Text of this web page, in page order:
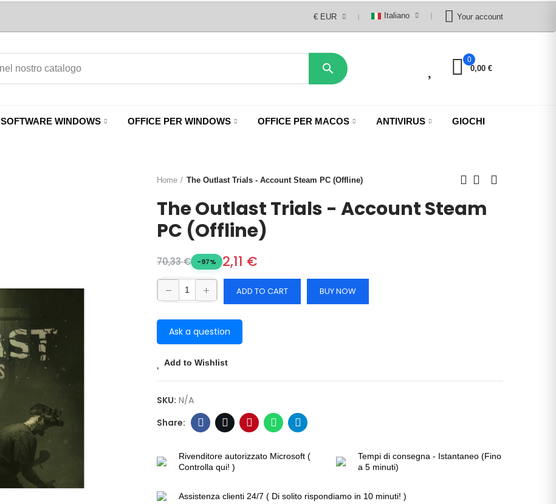
€ EUR Italiano Your account

0
0,00 €
SOFTWARE WINDOWS OFFICE PER WINDOWS OFFICE PER MACOS ANTIVIRUS GIOCHI
Home The Outlast Trials - Account Steam PC (Offline)
The Outlast Trials - Account Steam
PC (Offline)
70,33 € -97% 2,11 €
ADD TO CART BUY NOW
Ask a question
Add to Wishlist
SKU: N/A
Rivenditore autorizzato Microsoft (
Controlla qui! )
Tempi di consegna - Istantaneo (Fino
a 5 minuti)
Assistenza clienti 24/7 ( Di solito rispondiamo in 10 minuti! )